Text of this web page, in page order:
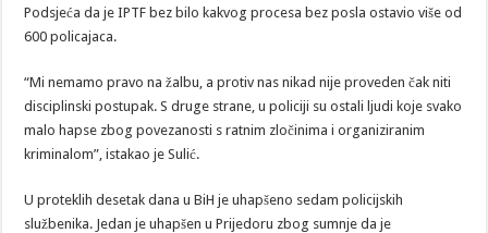
Podsjeća da je IPTF bez bilo kakvog procesa bez posla ostavio više od
600 policajaca.
“Mi nemamo pravo na žalbu, a protiv nas nikad nije proveden čak niti
disciplinski postupak. S druge strane, u policiji su ostali ljudi koje svako
malo hapse zbog povezanosti s ratnim zločinima i organiziranim
kriminalom”, istakao je Sulić.
U proteklih desetak dana u BiH je uhapšeno sedam policijskih
službenika. Jedan je uhapšen u Prijedoru zbog sumnje da je